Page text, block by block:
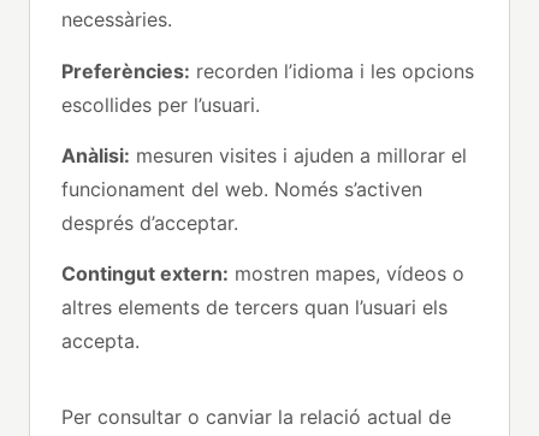
necessàries.
Preferències: recorden l’idioma i les opcions
escollides per l’usuari.
Anàlisi: mesuren visites i ajuden a millorar el
funcionament del web. Només s’activen
després d’acceptar.
Contingut extern: mostren mapes, vídeos o
altres elements de tercers quan l’usuari els
accepta.
Per consultar o canviar la relació actual de